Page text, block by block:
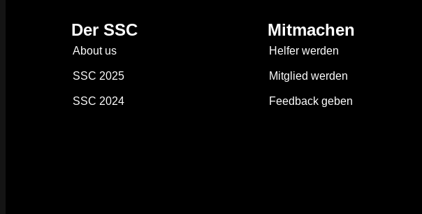
Der SSC
About us
SSC 2025
SSC 2024
Mitmachen
Helfer werden
Mitglied werden
Feedback geben